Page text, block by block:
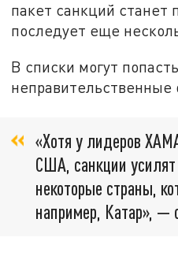
пакет санкций станет
последует еще
В списки могут
неправительственные
«Хотя у лидеров
США, санкции
некоторые страны,
например, Катар», —